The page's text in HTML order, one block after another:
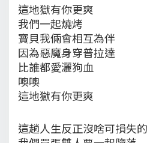
這地獄有你更爽
我們一起燒烤
寶貝我倆會相互為伴
因為惡魔身穿普拉達
比誰都愛灑狗血
噢噢
這地獄有你更爽
這趟人生反正沒啥可損失的